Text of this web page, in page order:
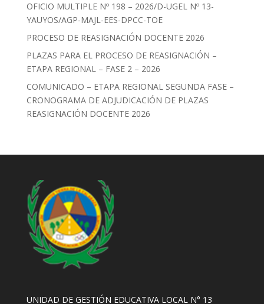
OFICIO MULTIPLE Nº 198 – 2026/D-UGEL Nº 13-
YAUYOS/AGP-MAJL-EES-DPCC-TOE
PROCESO DE REASIGNACIÓN DOCENTE 2026
PLAZAS PARA EL PROCESO DE REASIGNACIÓN –
ETAPA REGIONAL – FASE 2 – 2026
COMUNICADO – ETAPA REGIONAL SEGUNDA FASE –
CRONOGRAMA DE ADJUDICACIÓN DE PLAZAS
REASIGNACIÓN DOCENTE 2026
UNIDAD DE GESTIÓN EDUCATIVA LOCAL N° 13